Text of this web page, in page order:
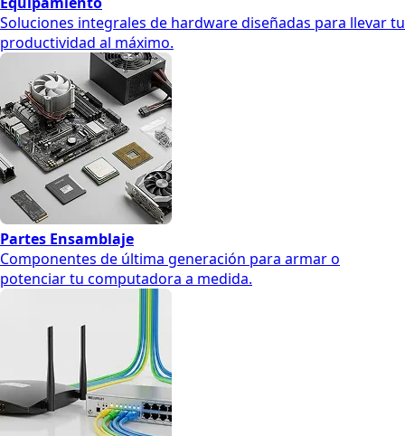
Soluciones integrales de hardware diseñadas para llevar tu
productividad al máximo.
Partes Ensamblaje
Componentes de última generación para armar o
potenciar tu computadora a medida.